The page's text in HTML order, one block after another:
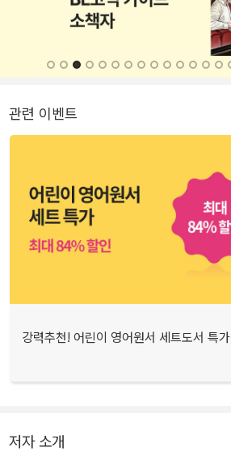
관련 이벤트
강력추천! 어린이 영어원서 세트도서 특가
저자 소개